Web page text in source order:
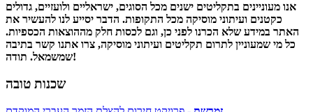
אנו מעוניינים בתקליטים ישנים מכל הסוגים, ישראליים ולועזיים, גדולים
כקטנים ועיתוני מוסיקה מכל התקופות. הדבר יסייע לנו להעשיר את
האתר במידע שלא הכרנו לפני כן, וגם לכסות חלק מההוצאות הכספיות.
כל מי שמעוניין לתרום תקליטים ועיתוני מוסיקה, צרו אתנו קשר בתיבה
שמשמאל. תודה!
שכנות טובה